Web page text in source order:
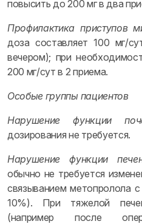
повысить до 200 мг в два
Профилактика приступов
доза составляет 100 мг/
вечером); при
200 мг/сут в 2 приема.
Особые группы пациентов
Нарушение функции
дозирования не требуется.
Нарушение функции
обычно не требуется
связыванием метопролола
10%). При тяжелой
(например после